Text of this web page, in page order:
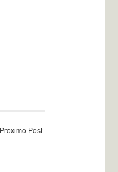
Proximo Post: